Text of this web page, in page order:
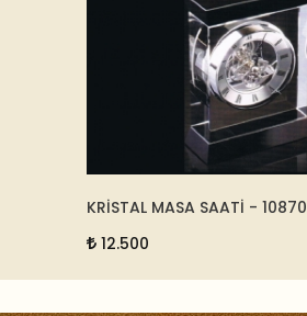
KRİSTAL MASA SAATİ - 10870
12.500